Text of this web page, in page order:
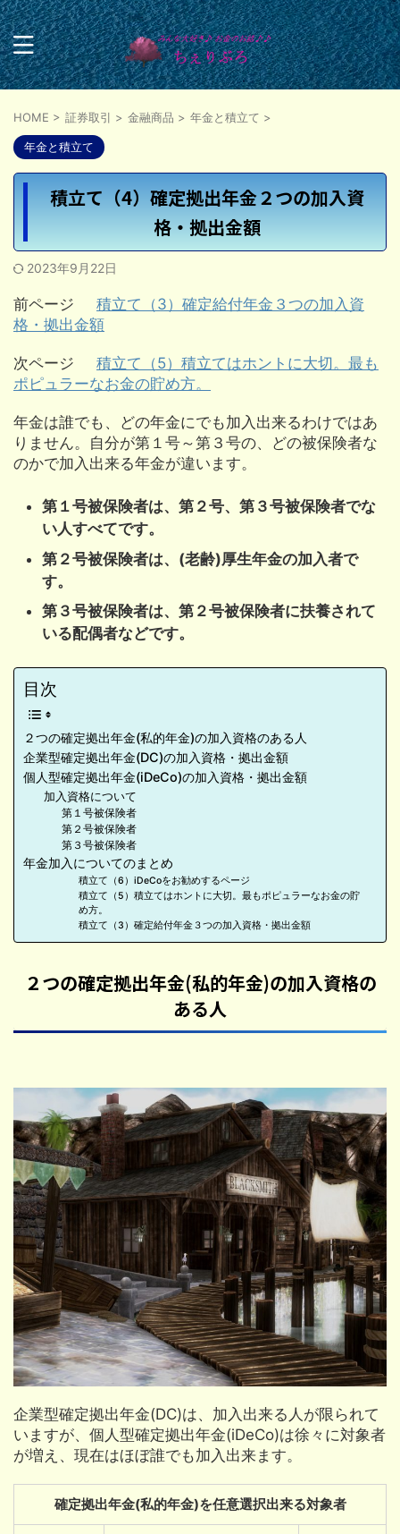
HOME > 証券取引 > 金融商品 > 年金と積立て >
年金と積立て
積立て（4）確定拠出年金２つの加入資
格・拠出金額
2023年9月22日
前ページ 積立て（3）確定給付年金３つの加入資
格・拠出金額
次ページ 積立て（5）積立てはホントに大切。最も
ポピュラーなお金の貯め方。
年金は誰でも、どの年金にでも加入出来るわけではあ
りません。自分が第１号～第３号の、どの被保険者な
のかで加入出来る年金が違います。
第１号被保険者は、第２号、第３号被保険者でな
い人すべてです。
第２号被保険者は、(老齢)厚生年金の加入者で
す。
第３号被保険者は、第２号被保険者に扶養されて
いる配偶者などです。
目次
２つの確定拠出年金(私的年金)の加入資格のある人
企業型確定拠出年金(DC)の加入資格・拠出金額
個人型確定拠出年金(iDeCo)の加入資格・拠出金額
加入資格について
第１号被保険者
第２号被保険者
第３号被保険者
年金加入についてのまとめ
積立て（6）iDeCoをお勧めするページ
積立て（5）積立てはホントに大切。最もポピュラーなお金の貯
め方。
積立て（3）確定給付年金３つの加入資格・拠出金額
２つの確定拠出年金(私的年金)の加入資格の
ある人
企業型確定拠出年金(DC)は、加入出来る人が限られて
いますが、個人型確定拠出年金(iDeCo)は徐々に対象者
が増え、現在はほぼ誰でも加入出来ます。
確定拠出年金(私的年金)を任意選択出来る対象者